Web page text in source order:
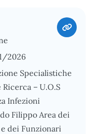
2026
Specialistiche
– U.O.S
Infezioni
Filippo Area dei
dei Funzionari